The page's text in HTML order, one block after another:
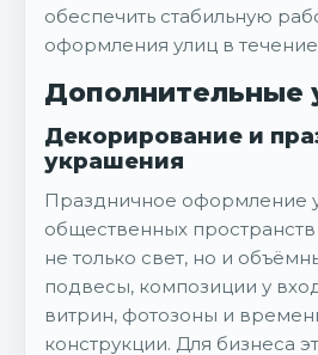
обеспечить стабильную
оформления улиц в течение
Дополнительные
Декорирование и
украшения
Праздничное оформление
общественных
не только свет, но и
подвесы, композиции у
витрин, фотозоны и
конструкции. Для бизнеса